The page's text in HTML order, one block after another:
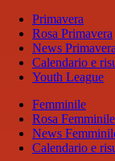
Primavera
Rosa Primavera
News Primavera
Calendario e
Youth League
Femminile
Rosa Femminile
News
Calendario e